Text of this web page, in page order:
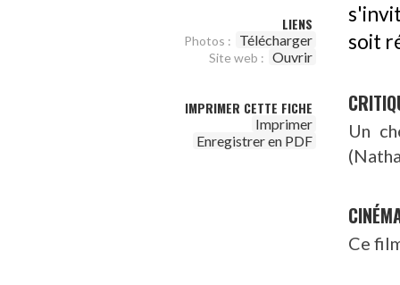
LIENS
Photos : Télécharger
Site web : Ouvrir
IMPRIMER CETTE FICHE
Imprimer
Enregistrer en PDF
soit
Un
Ce